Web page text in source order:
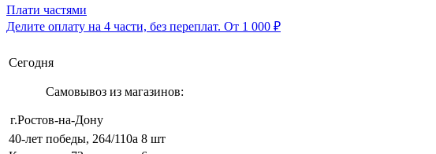
Плати частями
Делите оплату на 4 части, без переплат. От 1 000 ₽
Сегодня
Самовывоз из магазинов:
г.Ростов-на-Дону
40-лет победы, 264/110а 8 шт